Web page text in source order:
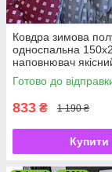
Ковдра зимова
односпальна
наповнювач
холофайбер,
УКРАЇНА
Готово до
833 ₴ 1 190 ₴
Купити